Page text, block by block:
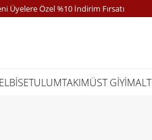
Özel %10 İndirim Fırsatı
ELBİSETULUMTAKIMÜST GİYİM